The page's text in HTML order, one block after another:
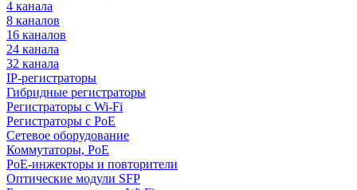
4 канала
8 каналов
16 каналов
24 канала
32 канала
IP-регистраторы
Гибридные регистраторы
Регистраторы с Wi-Fi
Регистраторы с PoE
Сетевое оборудование
Коммутаторы, PoE
PoE-инжекторы и повторители
Оптические модули SFP